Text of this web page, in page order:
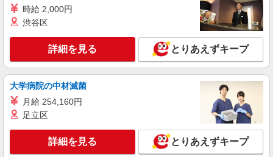
キープ 詳細を見る
株式会社バイトレ（ADM815782）
久しぶりのお仕事に｜座ってできるモクモク軽
作業
時給1264円（就業先により異なる）
詳細を見る
アルバイト パート
時給 2,000円
渋谷区
詳細を見る とりあえずキープ
大学病院の中材滅菌
月給 254,160円
足立区
詳細を見る とりあえずキープ